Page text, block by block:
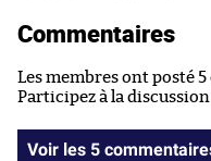
Commentaires
Les membres ont posté
Participez à la discussion
Voir les 5